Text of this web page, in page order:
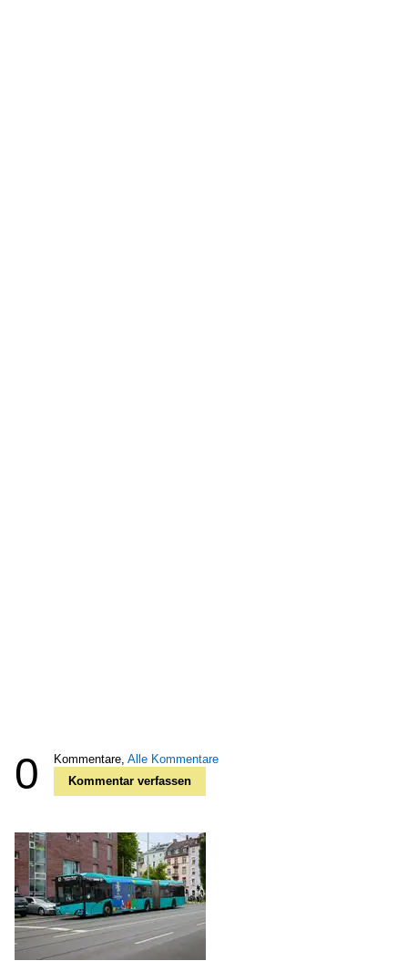
0 Kommentare, Alle Kommentare
Kommentar verfassen